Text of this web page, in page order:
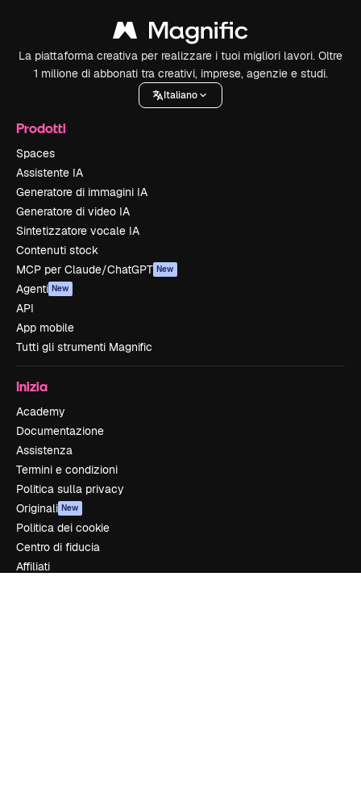
La piattaforma creativa per realizzare i tuoi migliori lavori. Oltre
1 milione di abbonati tra creativi, imprese, agenzie e studi.
Italiano
Prodotti
Spaces
Assistente IA
Generatore di immagini IA
Generatore di video IA
Sintetizzatore vocale IA
Contenuti stock
MCP per Claude/ChatGPT New
Agenti New
API
App mobile
Tutti gli strumenti Magnific
Inizia
Academy
Documentazione
Assistenza
Termini e condizioni
Politica sulla privacy
Originali New
Politica dei cookie
Centro di fiducia
Affiliati